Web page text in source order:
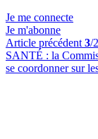
Je me connecte
Je m'abonne
Article précédent 3/
SANTÉ : la
se coordonner sur